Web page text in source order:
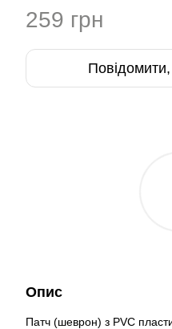
259 грн
Опис
Патч (шеврон) з PVC